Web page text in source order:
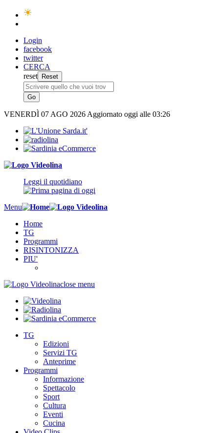
Login
facebook
twitter
CERCA
reset
VENERDÌ 07 AGO 2026 Aggiornato oggi alle 03:26
Leggi il quotidiano
Menu
Home
TG
Programmi
RISINTONIZZA
PIU'
close menu
TG
Edizioni
Servizi TG
Anteprime
Programmi
Informazione
Spettacolo
Sport
Cultura
Eventi
Cucina